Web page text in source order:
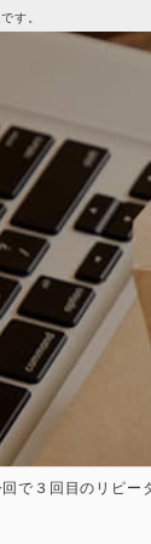
す。
回で３回目のリピー